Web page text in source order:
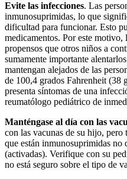
Evite las infecciones. Las
inmunosuprimidas, lo que
dificultad para funcionar. Esto
medicamentos. Por este motivo,
propensos que otros niños a
sumamente importante
mantengan alejados de las
de 100,4 grados Fahrenheit (38
presenta síntomas de una
reumatólogo pediátrico de
Manténgase al día con las
con las vacunas de su hijo, pero
que están inmunosuprimidas no
(activadas). Verifique con su
no está seguro sobre el tipo de